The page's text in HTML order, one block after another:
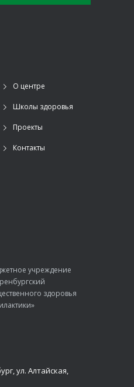
О центре
Школы здоровья
Проекты
Контакты
учреждение
здоровья
ул. Алтайская,